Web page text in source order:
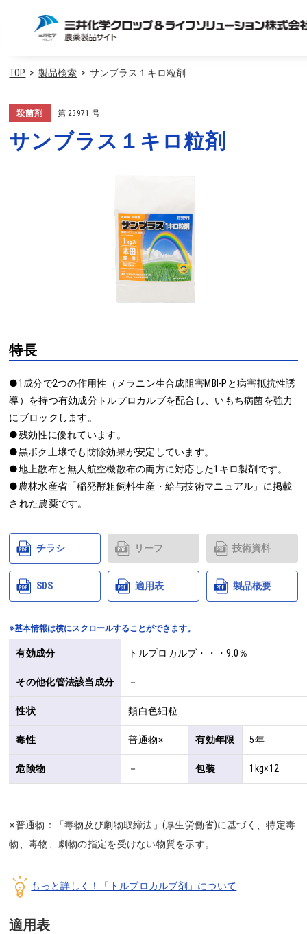
TOP 製品検索 サンブラス１キロ粒剤
殺菌剤 第 23971 号
サンブラス１キロ粒剤
特長
●1成分で2つの作用性（メラニン生合成阻害MBI-Pと病害抵抗性誘
導）を持つ有効成分トルプロカルブを配合し、いもち病菌を強力
にブロックします。
●残効性に優れています。
●黒ボク土壌でも防除効果が安定しています。
●地上散布と無人航空機散布の両方に対応した1キロ製剤です。
●農林水産省「稲発酵粗飼料生産・給与技術マニュアル」に掲載
された農薬です。
チラシ リーフ 技術資料
SDS 適用表 製品概要
※基本情報は横にスクロールすることができます。
有効成分 トルプロカルブ・・・9.0％
その他化管法該当成分 －
性状 類白色細粒
毒性 普通物※ 有効年限 5年
危険物 － 包装 1kg×12
※普通物：「毒物及び劇物取締法」(厚生労働省)に基づく、特定毒
物、毒物、劇物の指定を受けない物質を示す。
もっと詳しく！「トルプロカルブ剤」について
適用表